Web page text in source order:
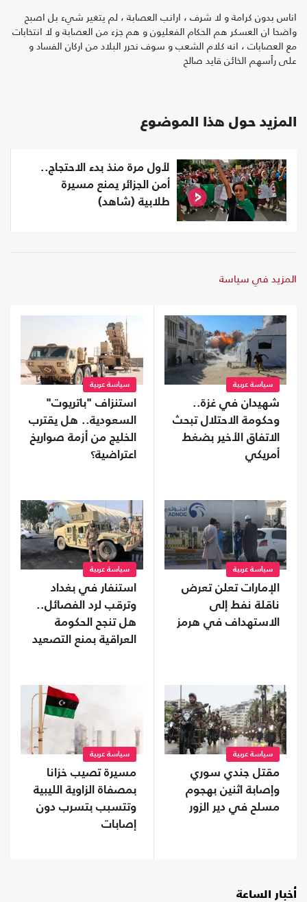
اناس بدون كرامة و لا شرف ، ارانب العصابة ، لم يتغير شيء بل اصبح
واضحا ان العسكر هم الحكام الفعليون و هم جزء من العصابة و لا انتخابات
مع العصابات ، انه كلام الشعب و سوف نحرر البلاد من اركان الفساد و
على رأسهم الخائن قايد صالح
المزيد حول هذا الموضوع
لأول مرة منذ بدء الاحتجاج..
أمن الجزائر يمنع مسيرة
طلابية (شاهد)
المزيد في سياسة
سياسة عربية
شهيدان في غزة..
وحكومة الاحتلال تبحث
الاتفاق الأخير بضغط
أمريكي
سياسة عربية
استنزاف "باتريوت"
السعودية.. هل يقترب
الخليج من أزمة صواريخ
اعتراضية؟
سياسة عربية
الإمارات تعلن تعرض
ناقلة نفط إلى
الاستهداف في هرمز
سياسة عربية
استنفار في بغداد
وترقب لرد الفصائل..
هل تنجح الحكومة
العراقية بمنع التصعيد
سياسة عربية
مقتل جندي سوري
وإصابة اثنين بهجوم
مسلح في دير الزور
سياسة عربية
مسيرة تصيب خزانا
بمصفاة الزاوية الليبية
وتتسبب بتسرب دون
إصابات
أخبار الساعة